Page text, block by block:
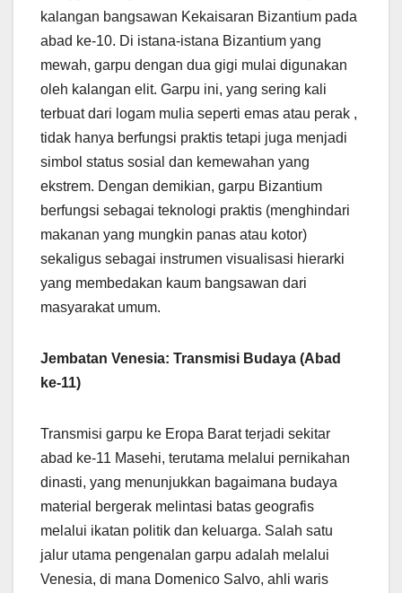
kalangan bangsawan Kekaisaran Bizantium pada
abad ke-10. Di istana-istana Bizantium yang
mewah, garpu dengan dua gigi mulai digunakan
oleh kalangan elit. Garpu ini, yang sering kali
terbuat dari logam mulia seperti emas atau perak ,
tidak hanya berfungsi praktis tetapi juga menjadi
simbol status sosial dan kemewahan yang
ekstrem. Dengan demikian, garpu Bizantium
berfungsi sebagai teknologi praktis (menghindari
makanan yang mungkin panas atau kotor)
sekaligus sebagai instrumen visualisasi hierarki
yang membedakan kaum bangsawan dari
masyarakat umum.
Jembatan Venesia: Transmisi Budaya (Abad
ke-11)
Transmisi garpu ke Eropa Barat terjadi sekitar
abad ke-11 Masehi, terutama melalui pernikahan
dinasti, yang menunjukkan bagaimana budaya
material bergerak melintasi batas geografis
melalui ikatan politik dan keluarga. Salah satu
jalur utama pengenalan garpu adalah melalui
Venesia, di mana Domenico Salvo, ahli waris